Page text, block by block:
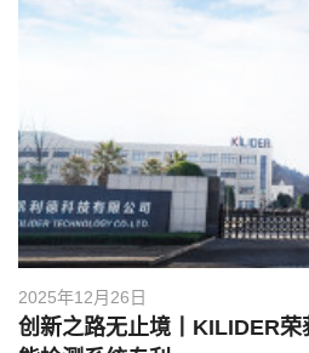
2025年12月26日
创新之路无止境丨KILIDER